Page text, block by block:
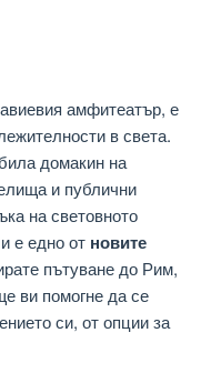
амфитеатър, е
в света.
домакин на
и публични
на световното
е едно от новите
пътуване до Рим,
ви помогне да се
си, от опции за